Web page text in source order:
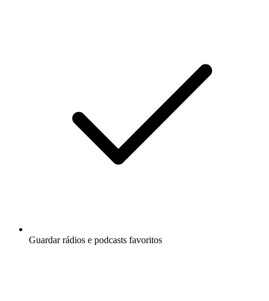
Guardar rádios e podcasts favoritos